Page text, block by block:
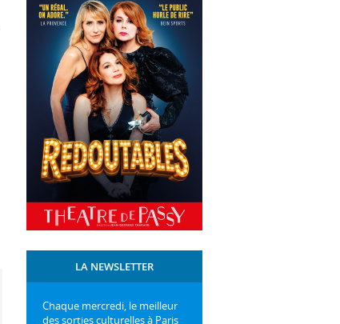
LA NEWSLETTER
Chaque mercredi, le meilleur
des sorties culturelles à Paris